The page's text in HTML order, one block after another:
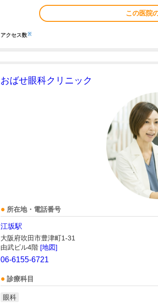
この医院
アクセス数※
おばせ眼科クリニック
所在地・電話番号
江坂駅
大阪府吹田市豊津町1-31
由武ビル4階 [地図]
06-6155-6721
診療科目
眼科